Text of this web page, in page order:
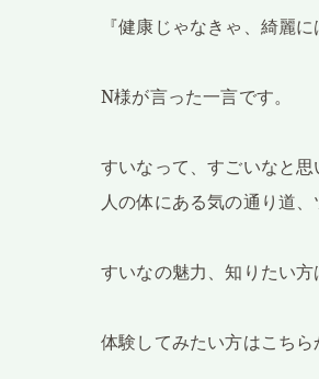
『健康じゃなきゃ、綺麗
N様が言った一言です。
すいなって、すごいなと思
人の体にある気の通り道
すいなの魅力、知りたい方
体験してみたい方はこちら